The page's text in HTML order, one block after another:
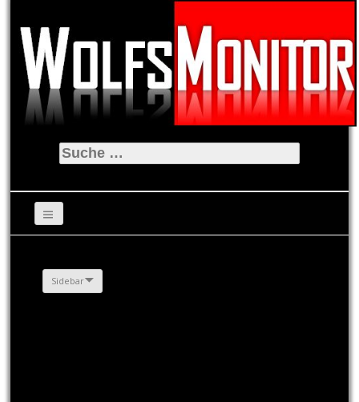
Suche
nach:
Sidebar